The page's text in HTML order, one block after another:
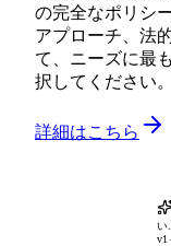
の完全なポリシ
アプローチ、法
て、ニーズに最
択してください。
詳細はこちら
い...
v1